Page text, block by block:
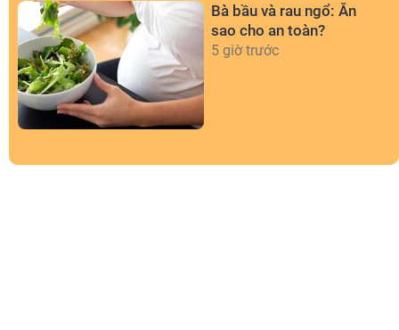
Bà bầu và rau ngổ: Ăn
sao cho an toàn?
5 giờ trước